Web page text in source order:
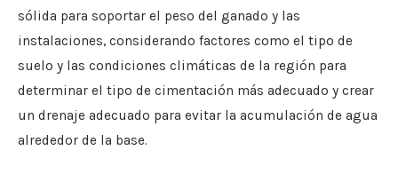
sólida para soportar el peso del ganado y las
instalaciones, considerando factores como el tipo de
suelo y las condiciones climáticas de la región para
determinar el tipo de cimentación más adecuado y crear
un drenaje adecuado para evitar la acumulación de agua
alrededor de la base.